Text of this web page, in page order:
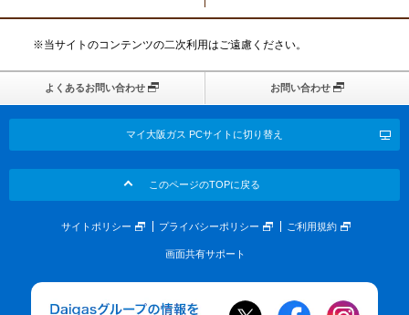
※当サイトのコンテンツの二次利用はご遠慮ください。
よくあるお問い合わせ お問い合わせ
マイ大阪ガス PCサイトに切り替え
このページのTOPに戻る
サイトポリシー プライバシーポリシー ご利用規約
画面共有サポート